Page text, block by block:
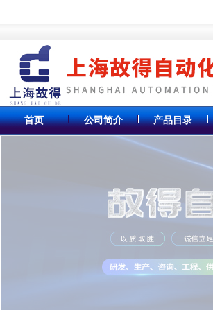
首页 公司简介 产品目录